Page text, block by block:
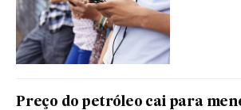
Preço do petróleo cai para